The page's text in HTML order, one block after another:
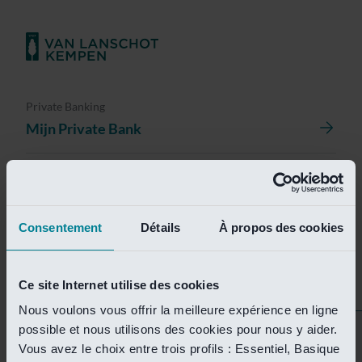
Consentement Détails À propos des cookies
Ce site Internet utilise des cookies
Nous voulons vous offrir la meilleure expérience en ligne
possible et nous utilisons des cookies pour nous y aider.
Vous avez le choix entre trois profils : Essentiel, Basique
Private Banking
Mijn Private Bank
Helaas is deze pagina